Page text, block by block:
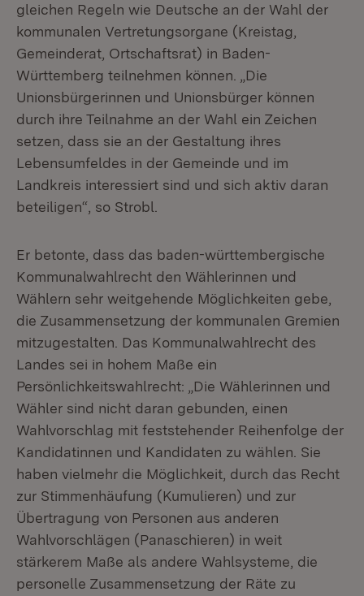
gleichen Regeln wie Deutsche an der Wahl der
kommunalen Vertretungsorgane (Kreistag,
Gemeinderat, Ortschaftsrat) in Baden-
Württemberg teilnehmen können. „Die
Unionsbürgerinnen und Unionsbürger können
durch ihre Teilnahme an der Wahl ein Zeichen
setzen, dass sie an der Gestaltung ihres
Lebensumfeldes in der Gemeinde und im
Landkreis interessiert sind und sich aktiv daran
beteiligen“, so Strobl.
Er betonte, dass das baden-württembergische
Kommunalwahlrecht den Wählerinnen und
Wählern sehr weitgehende Möglichkeiten gebe,
die Zusammensetzung der kommunalen Gremien
mitzugestalten. Das Kommunalwahlrecht des
Landes sei in hohem Maße ein
Persönlichkeitswahlrecht: „Die Wählerinnen und
Wähler sind nicht daran gebunden, einen
Wahlvorschlag mit feststehender Reihenfolge der
Kandidatinnen und Kandidaten zu wählen. Sie
haben vielmehr die Möglichkeit, durch das Recht
zur Stimmenhäufung (Kumulieren) und zur
Übertragung von Personen aus anderen
Wahlvorschlägen (Panaschieren) in weit
stärkerem Maße als andere Wahlsysteme, die
personelle Zusammensetzung der Räte zu